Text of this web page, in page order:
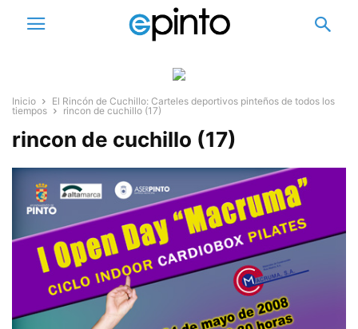
Inicio
El Rincón de Cuchillo: Carteles deportivos pinteños de todos los
tiempos
rincon de cuchillo (17)
rincon de cuchillo (17)